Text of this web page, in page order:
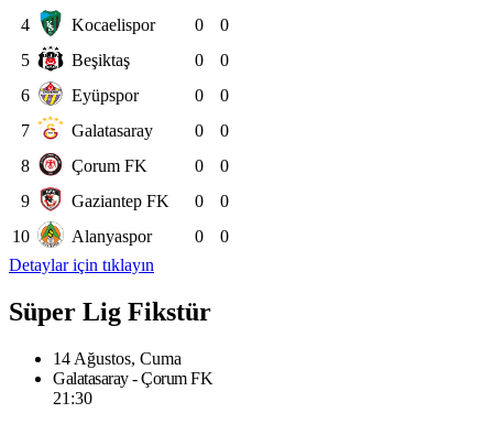
4
Kocaelispor 0
0
5
Beşiktaş 0
0
6
Eyüpspor 0
0
7
Galatasaray 0
0
8
Çorum FK 0
0
9
Gaziantep FK 0
0
10
Alanyaspor 0
0
Detaylar için tıklayın
Süper Lig Fikstür
14 Ağustos, Cuma
Galatasaray - Çorum FK
21:30